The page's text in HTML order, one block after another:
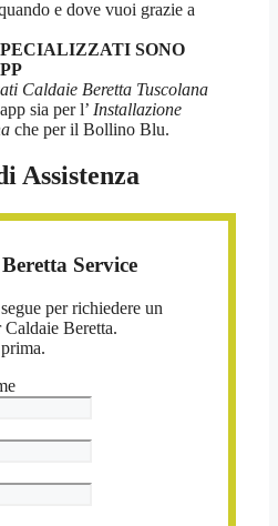
SONO
Caldaie Beretta Tuscolana
sia per l’ Installazione
che per il Bollino Blu.
Assistenza
Service
per richiedere un
Beretta.